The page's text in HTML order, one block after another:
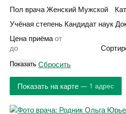
Пол врача Женский Мужской
Учёная степень Кандидат наук
Цена приёма
Показать Сбросить
Показать на карте — 1 адрес